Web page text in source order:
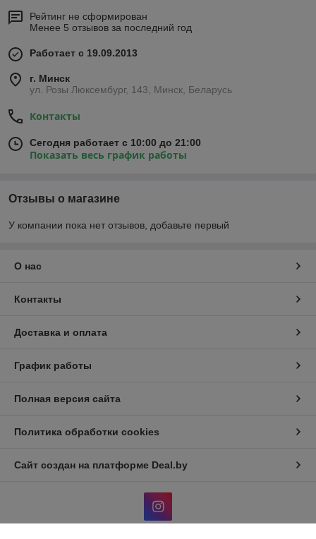
Рейтинг не сформирован
Менее 5 отзывов за последний год
Работает с 19.09.2013
г. Минск
ул. Розы Люксембург, 143, Минск, Беларусь
Контакты
Сегодня работает с 10:00 до 21:00
Показать весь график работы
Отзывы о магазине
У компании пока нет отзывов, добавьте первый
О нас
Контакты
Доставка и оплата
График работы
Полная версия сайта
Политика обработки cookies
Сайт создан на платформе Deal.by